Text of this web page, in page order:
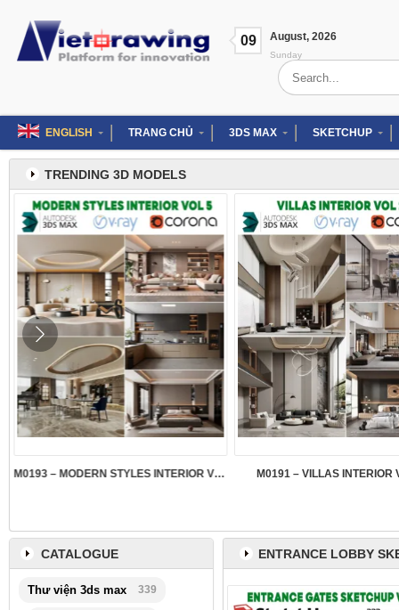
content
09 August, 2026
Sunday
Search
for:
ENGLISH TRANG CHỦ 3DS MAX SKETCHUP
TRENDING 3D MODELS
M0193 – MODERN STYLES INTERIOR VOL.5 M0191 – VILLAS INTERIOR
ENTRANCE LOBBY
CATALOGUE
Thư viện 3ds max 339